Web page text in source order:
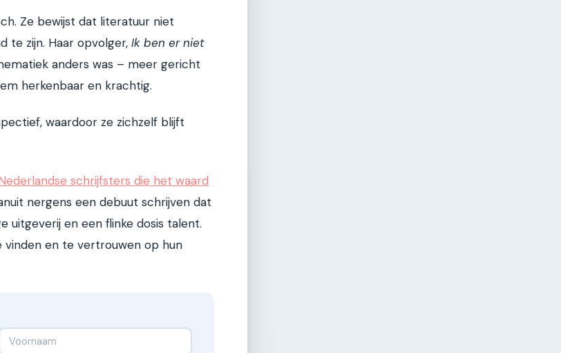
Ze bewijst dat literatuur niet
te zijn. Haar opvolger, Ik ben er niet
anders was – meer gericht
herkenbaar en krachtig.
waardoor ze zichzelf blijft
schrijfsters die het waard
nergens een debuut schrijven dat
uitgeverij en een flinke dosis talent.
en te vertrouwen op hun